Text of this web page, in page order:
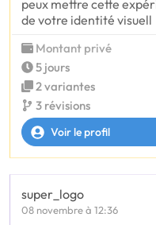
peux mettre cette
de votre identité visuell
Montant privé
5 jours
2 variantes
3 révisions
Voir le profil
super_logo
08 novembre à 12:36